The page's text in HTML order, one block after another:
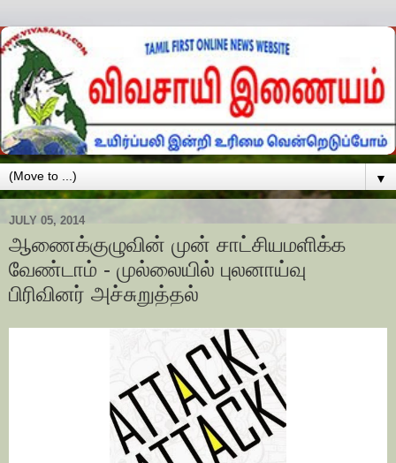
▼
JULY 05, 2014
ஆணைக்குழுவின் முன் சாட்சியமளிக்க
வேண்டாம் - முல்லையில் புலனாய்வு
பிரிவினர் அச்சுறுத்தல்